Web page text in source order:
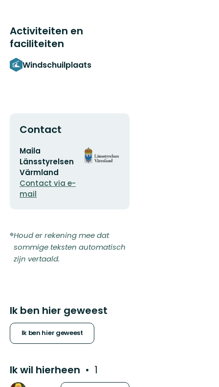
Activiteiten en
faciliteiten
Windschuilplaats
Contact
E-
mailadres
Maila
Länsstyrelsen
Värmland
Contact via e-
mail
Organisatie-
logotype
Houd er rekening mee dat
sommige teksten automatisch
zijn vertaald.
Ik ben hier geweest
Ik ben hier geweest
Ik wil hierheen 1